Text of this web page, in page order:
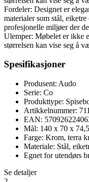
Fordeler: Designet er
materialer som stål,
profesjonelle miljøer der
Ulemper: Møbelet er ikke
størrelsen kan vise seg å
Spesifikasjoner
Produsent: Audo
Serie: Co
Produkttype:
Artikkelnummer:
EAN:
Mål: 140 x 70 x
Farge: Krom, terra
Materiale: Stål,
Egnet for utendørs
Se detaljer